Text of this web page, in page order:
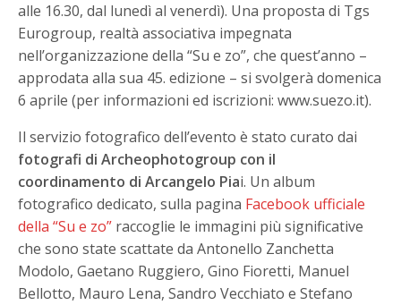
alle 16.30, dal lunedì al venerdì). Una proposta di Tgs
Eurogroup, realtà associativa impegnata
nell’organizzazione della “Su e zo”, che quest’anno –
approdata alla sua 45. edizione – si svolgerà domenica
6 aprile (per informazioni ed iscrizioni: www.suezo.it).
Il servizio fotografico dell’evento è stato curato dai
fotografi di Archeophotogroup con il
coordinamento di Arcangelo Piai. Un album
fotografico dedicato, sulla pagina Facebook ufficiale
della “Su e zo” raccoglie le immagini più significative
che sono state scattate da Antonello Zanchetta
Modolo, Gaetano Ruggiero, Gino Fioretti, Manuel
Bellotto, Mauro Lena, Sandro Vecchiato e Stefano